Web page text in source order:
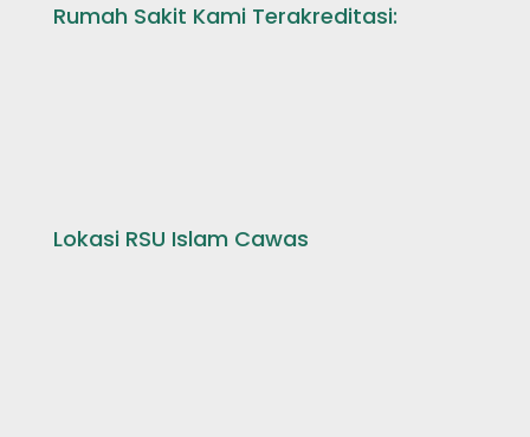
Rumah Sakit Kami Terakreditasi:
Lokasi RSU Islam Cawas